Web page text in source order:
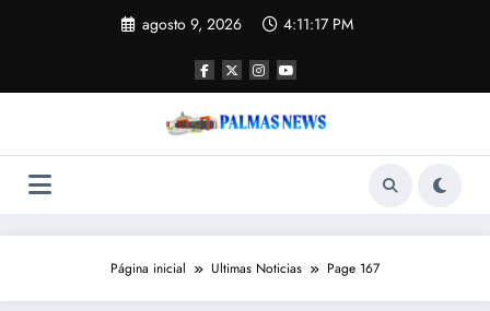
agosto 9, 2026 4:11:18 PM
Página inicial Ultimas Noticias Page 167